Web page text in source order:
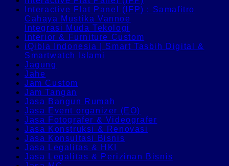
Interactive Flat Panel (IFP) : Samafitro
Cahaya Mustika Vannoe
Integrasi Muda Tekologi
Interior & Furniture Custom
iQibla Indonesia | Smart Tasbih Digital &
Smartwatch Islami
Jagung
Jahe
Jam Custom
Jam Tangan
Jasa Bangun Rumah
Jasa Event organizer (EO)
Jasa Fotografer & Videografer
Jasa Konstruksi & Renovasi
Jasa Konsultasi Bisnis
Jasa Legalitas & HKI
Jasa Legalitas & Perizinan Bisnis